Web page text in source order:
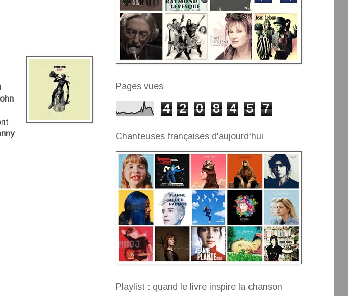
Pages vues
4 2 0 8 4 5 7
Chanteuses françaises d'aujourd'hui
Playlist : quand le livre inspire la chanson